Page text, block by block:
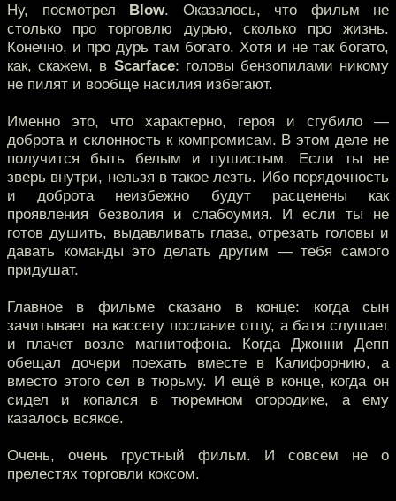
Ну, посмотрел Blow. Оказалось, что фильм не
столько про торговлю дурью, сколько про жизнь.
Конечно, и про дурь там богато. Хотя и не так богато,
как, скажем, в Scarface: головы бензопилами никому
не пилят и вообще насилия избегают.
Именно это, что характерно, героя и сгубило —
доброта и склонность к компромисам. В этом деле не
получится быть белым и пушистым. Если ты не
зверь внутри, нельзя в такое лезть. Ибо порядочность
и доброта неизбежно будут расценены как
проявления безволия и слабоумия. И если ты не
готов душить, выдавливать глаза, отрезать головы и
давать команды это делать другим — тебя самого
придушат.
Главное в фильме сказано в конце: когда сын
зачитывает на кассету послание отцу, а батя слушает
и плачет возле магнитофона. Когда Джонни Депп
обещал дочери поехать вместе в Калифорнию, а
вместо этого сел в тюрьму. И ещё в конце, когда он
сидел и копался в тюремном огородике, а ему
казалось всякое.
Очень, очень грустный фильм. И совсем не о
прелестях торговли коксом.